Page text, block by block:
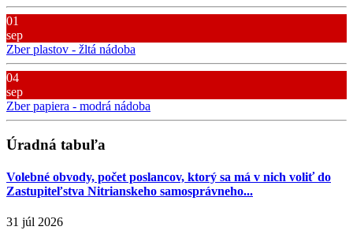
01
sep
Zber plastov - žltá nádoba
04
sep
Zber papiera - modrá nádoba
Úradná tabuľa
Volebné obvody, počet poslancov, ktorý sa má v nich voliť do
Zastupiteľstva Nitrianskeho samosprávneho...
31 júl 2026